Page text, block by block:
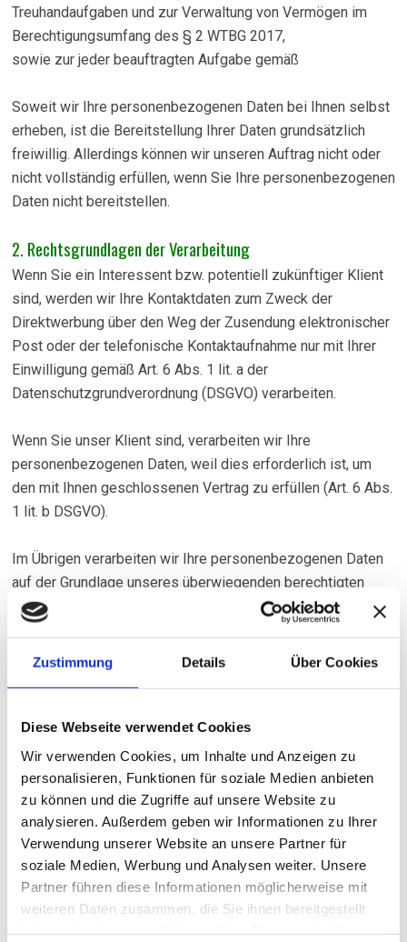
Zustimmung Details Über Cookies
Diese Webseite verwendet Cookies
Wir verwenden Cookies, um Inhalte und Anzeigen zu
personalisieren, Funktionen für soziale Medien anbieten
zu können und die Zugriffe auf unsere Website zu
analysieren. Außerdem geben wir Informationen zu Ihrer
Verwendung unserer Website an unsere Partner für
soziale Medien, Werbung und Analysen weiter. Unsere
Partner führen diese Informationen möglicherweise mit
weiteren Daten zusammen, die Sie ihnen bereitgestellt
Treuhandaufgaben und zur Verwaltung von Vermögen im
Berechtigungsumfang des § 2 WTBG 2017,
sowie zur jeder beauftragten Aufgabe gemäß
Soweit wir Ihre personenbezogenen Daten bei Ihnen selbst
erheben, ist die Bereitstellung Ihrer Daten grundsätzlich
freiwillig. Allerdings können wir unseren Auftrag nicht oder
nicht vollständig erfüllen, wenn Sie Ihre personenbezogenen
Daten nicht bereitstellen.
2. Rechtsgrundlagen der Verarbeitung
Wenn Sie ein Interessent bzw. potentiell zukünftiger Klient
sind, werden wir Ihre Kontaktdaten zum Zweck der
Direktwerbung über den Weg der Zusendung elektronischer
Post oder der telefonische Kontaktaufnahme nur mit Ihrer
Einwilligung gemäß Art. 6 Abs. 1 lit. a der
Datenschutzgrundverordnung (DSGVO) verarbeiten.
Wenn Sie unser Klient sind, verarbeiten wir Ihre
personenbezogenen Daten, weil dies erforderlich ist, um
den mit Ihnen geschlossenen Vertrag zu erfüllen (Art. 6 Abs.
1 lit. b DSGVO).
Im Übrigen verarbeiten wir Ihre personenbezogenen Daten
auf der Grundlage unseres überwiegenden berechtigten
Interesses, die unter Punkt 1 genannten Zwecke zu
erreichen (Art. 6 Abs. 1 lit. f DSGVO) und auf der
gesetzlichen Grundlage des WTBG 2017 (Art. 9 Abs. 2 lit. g
3. Übermittlung Ihrer personenbezogenen Daten
Soweit dies zu den unter Punkt 1 genannten Zwecken
zwingend erforderlich ist, werden wir Ihre
personenbezogenen Daten an folgende Empfänger
übermitteln :
von uns eingesetzte IT-Dienstleister sowie sonstige
Dienstleister i.Z.m. Marketing-Aktivitäten,
von uns eingesetzte IT-Dienstleister sowie sonstige
Dienstleister i.Z.m. EDV-Dienstleistungen insbesonders